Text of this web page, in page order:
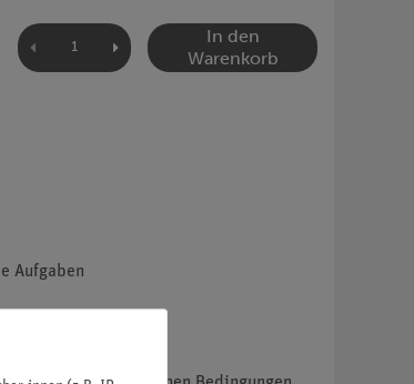
In den
Warenkorb
Aufgaben